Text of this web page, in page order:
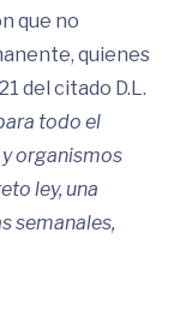
que no
quienes
del citado D.L.
todo el
organismos
ley, una
semanales,